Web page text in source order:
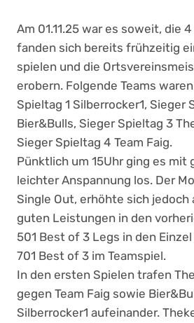
Am 01.11.25 war es soweit, die
fanden sich bereits frühzeitig
spielen und die
erobern. Folgende Teams
Spieltag 1 Silberrocker1, Sieger
Bier&Bulls, Sieger Spieltag 3
Sieger Spieltag 4 Team Faig.
Pünktlich um 15Uhr ging es mit
leichter Anspannung los. Der
Single Out, erhöhte sich jedoch
guten Leistungen in den
501 Best of 3 Legs in den
701 Best of 3 im Teamspiel.
In den ersten Spielen trafen
gegen Team Faig sowie
Silberrocker1 aufeinander.